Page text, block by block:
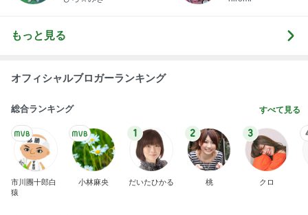
もっと見る
オフィシャルブロガーランキング
総合ランキング すべて見る
市川團十郎白
猿
小林麻央
1
だいたひかる
2
桃
3
クロ